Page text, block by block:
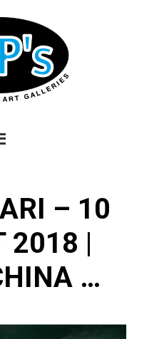
– 10
2018 |
…